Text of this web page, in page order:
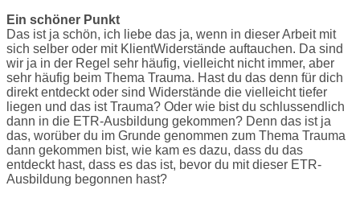
Ein schöner Punkt
Das ist ja schön, ich liebe das ja, wenn in dieser Arbeit mit
sich selber oder mit KlientWiderstände auftauchen. Da sind
wir ja in der Regel sehr häufig, vielleicht nicht immer, aber
sehr häufig beim Thema Trauma. Hast du das denn für dich
direkt entdeckt oder sind Widerstände die vielleicht tiefer
liegen und das ist Trauma? Oder wie bist du schlussendlich
dann in die ETR-Ausbildung gekommen? Denn das ist ja
das, worüber du im Grunde genommen zum Thema Trauma
dann gekommen bist, wie kam es dazu, dass du das
entdeckt hast, dass es das ist, bevor du mit dieser ETR-
Ausbildung begonnen hast?